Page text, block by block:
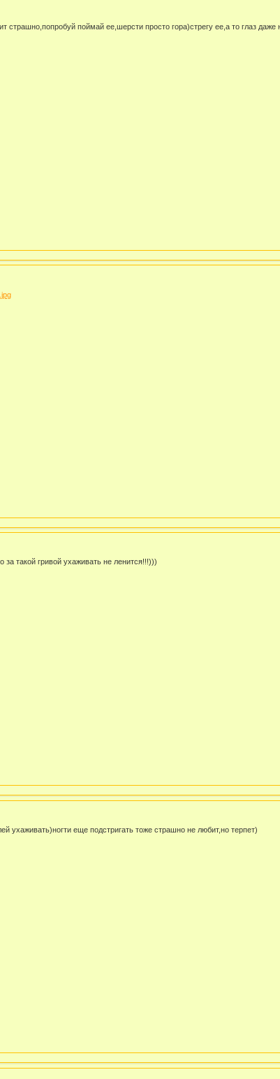
поймай ее,шерсти просто гора)стрегу ее,а то глаз даже
за такой гривой ухаживать не ленится!!!)))
ухаживать)ногти еще подстригать тоже страшно не любит,но терпет)